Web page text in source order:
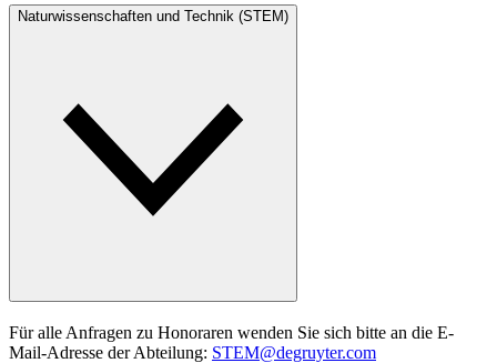
Naturwissenschaften und Technik (STEM)
Für alle Anfragen zu Honoraren wenden Sie sich bitte an die E-
Mail-Adresse der Abteilung: STEM@degruyter.com